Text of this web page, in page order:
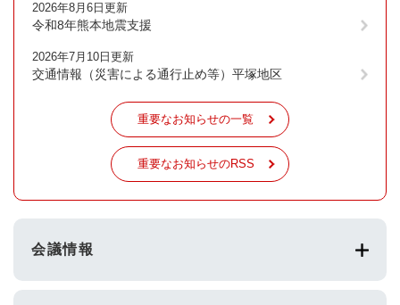
2026年8月6日更新
令和8年熊本地震支援
2026年7月10日更新
交通情報（災害による通行止め等）平塚地区
重要なお知らせの一覧
重要なお知らせのRSS
会議情報